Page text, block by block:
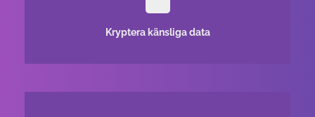
Kryptera känsliga data